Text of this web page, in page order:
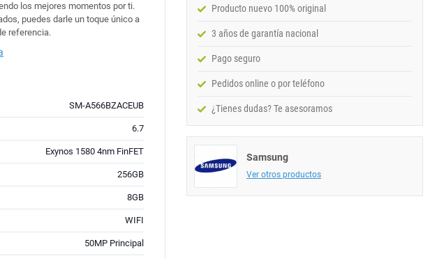
los mejores momentos por ti.
puedes darle un toque único a
referencia.
SM-A566BZACEUB
6.7
Exynos 1580 4nm FinFET
256GB
8GB
WIFI
50MP Principal
Producto nuevo 100% original
3 años de garantía nacional
Pago seguro
Pedidos online o por teléfono
¿Tienes dudas? Te asesoramos
Samsung
Ver otros productos